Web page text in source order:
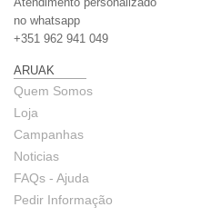
no whatsapp
+351 962 941 049
ARUAK
Quem Somos
Loja
Campanhas
Noticias
FAQs - Ajuda
Pedir Informação